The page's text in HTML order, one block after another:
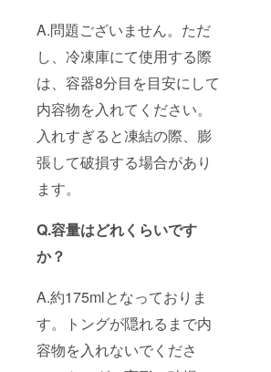
A.問題ございません。ただ
し、冷凍庫にて使用する際
は、容器8分目を目安にして
内容物を入れてください。
入れすぎると凍結の際、膨
張して破損する場合があり
ます。
Q.容量はどれくらいです
か？
A.約175mlとなっておりま
す。トングが隠れるまで内
容物を入れないでくださ